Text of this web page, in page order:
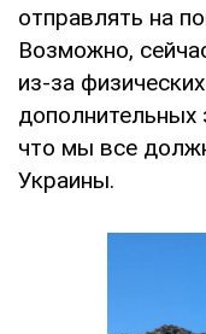
отправлять на
Возможно,
из-за
дополнительных
что мы все
Украины.